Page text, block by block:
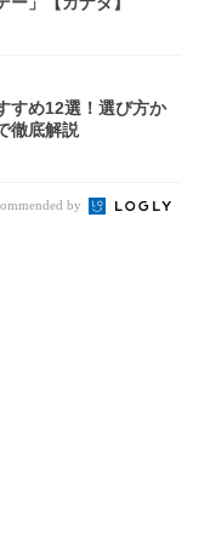
すめ12選！選び方か
徹底解説
by